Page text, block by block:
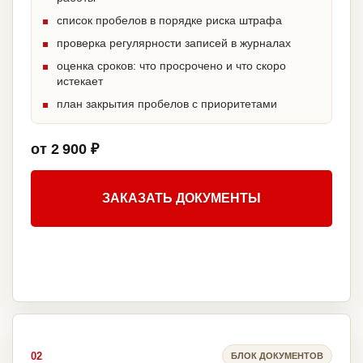
список пробелов в порядке риска штрафа
проверка регулярности записей в журналах
оценка сроков: что просрочено и что скоро
истекает
план закрытия пробелов с приоритетами
от 2 900 ₽
ЗАКАЗАТЬ ДОКУМЕНТЫ
02 БЛОК ДОКУМЕНТОВ